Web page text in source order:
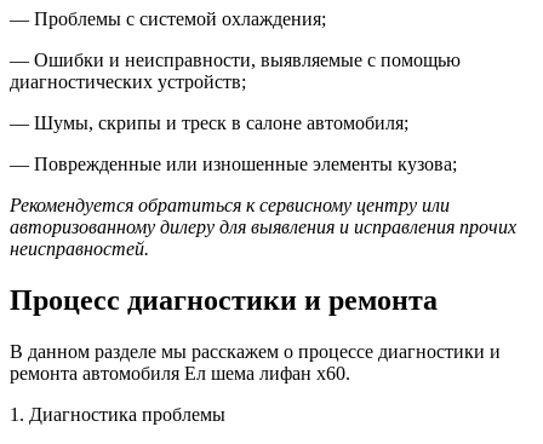
— Проблемы с системой охлаждения;
— Ошибки и неисправности, выявляемые с помощью
диагностических устройств;
— Шумы, скрипы и треск в салоне автомобиля;
— Поврежденные или изношенные элементы кузова;
Рекомендуется обратиться к сервисному центру или
авторизованному дилеру для выявления и исправления прочих
неисправностей.
Процесс диагностики и ремонта
В данном разделе мы расскажем о процессе диагностики и
ремонта автомобиля Ел шема лифан х60.
1. Диагностика проблемы